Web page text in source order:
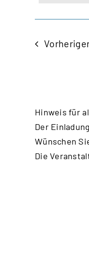
Hinweis für
Der
Wünschen
Die